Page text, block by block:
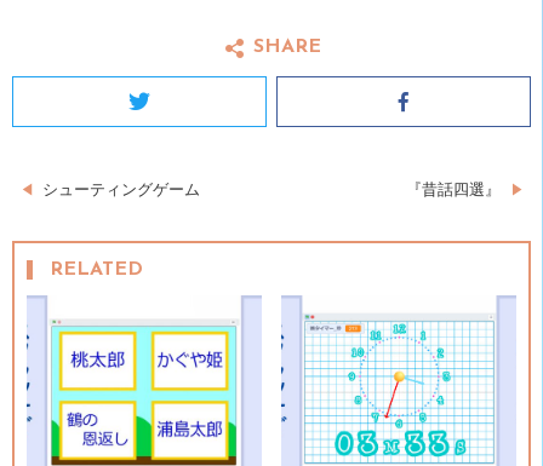
SHARE
Twitter
投
稿
ナ
ビ
ゲ
シューティングゲーム 『昔話四選』
RELATED